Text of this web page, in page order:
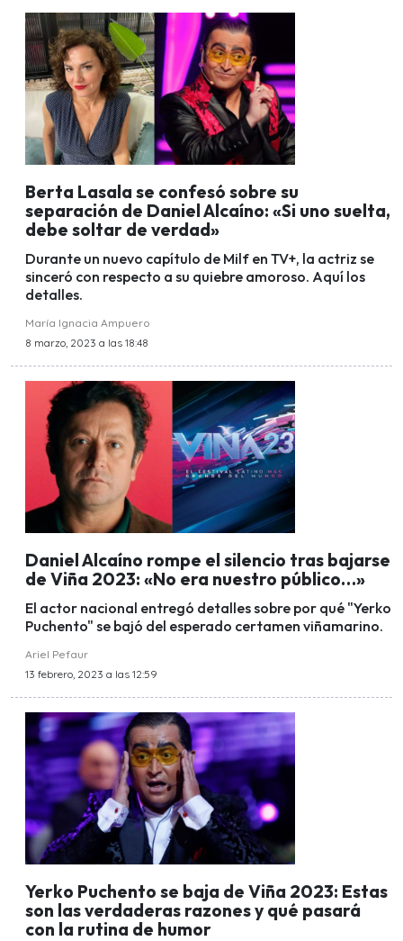
Berta Lasala se confesó sobre su
separación de Daniel Alcaíno: «Si uno suelta,
debe soltar de verdad»
Durante un nuevo capítulo de Milf en TV+, la actriz se
sinceró con respecto a su quiebre amoroso. Aquí los
detalles.
María Ignacia Ampuero
8 marzo, 2023 a las 18:48
Daniel Alcaíno rompe el silencio tras bajarse
de Viña 2023: «No era nuestro público…»
El actor nacional entregó detalles sobre por qué "Yerko
Puchento" se bajó del esperado certamen viñamarino.
Ariel Pefaur
13 febrero, 2023 a las 12:59
Yerko Puchento se baja de Viña 2023: Estas
son las verdaderas razones y qué pasará
con la rutina de humor